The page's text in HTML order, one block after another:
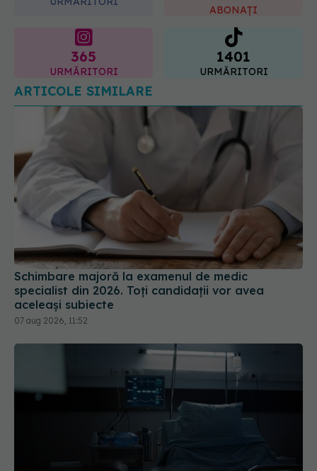
ABONAȚI
365
URMĂRITORI
1401
URMĂRITORI
ARTICOLE SIMILARE
Schimbare majoră la examenul de medic
specialist din 2026. Toți candidații vor avea
aceleași subiecte
07 aug 2026, 11:52